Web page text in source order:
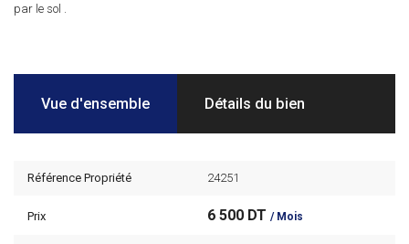
par le sol .
Vue d'ensemble Détails du bien
Référence Propriété 24251
Prix 6 500 DT / Mois